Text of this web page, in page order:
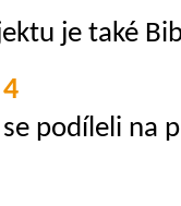
je také
podíleli na